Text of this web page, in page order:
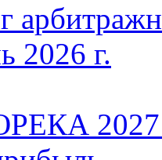
2026 г.
2027: